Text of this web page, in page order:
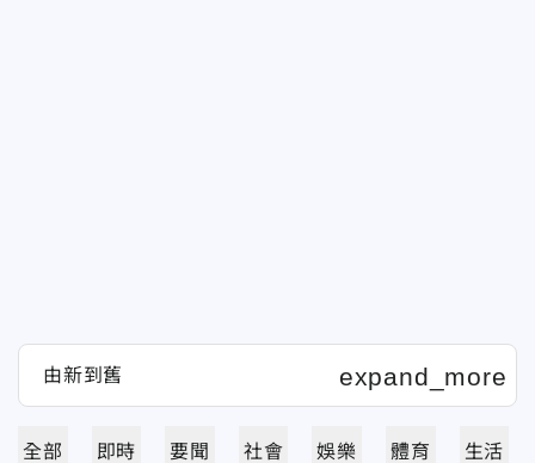
全部 即時 要聞 社會 娛樂 體育 生活